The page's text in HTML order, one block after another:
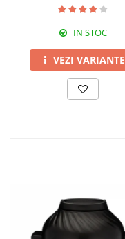
IN STOC
VEZI VARIANTE